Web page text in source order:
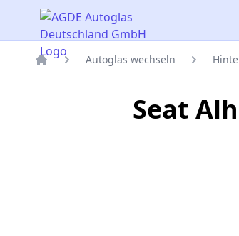
AGDE Autoglas Deutschland GmbH
Autoglas wechseln
Seat